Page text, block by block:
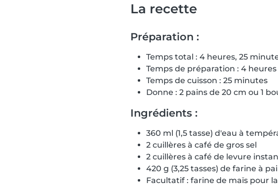
La recette
Préparation :
Temps total : 4 heures, 25
Temps de préparation : 4 heures
Temps de cuisson : 25 minutes
Donne : 2 pains de 20 cm ou 1
Ingrédients :
360 ml (1,5 tasse) d'eau à
2 cuillères à café de gros sel
2 cuillères à café de levure
420 g (3,25 tasses) de farine à
Facultatif : farine de maïs pour